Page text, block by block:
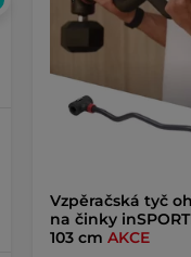
Vzpěračská tyč
na činky
103 cm AKCE